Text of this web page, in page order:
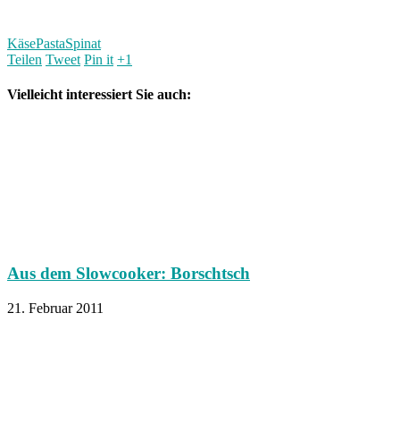
KäsePastaSpinat
Teilen Tweet Pin it +1
Vielleicht interessiert Sie auch:
Aus dem Slowcooker: Borschtsch
21. Februar 2011